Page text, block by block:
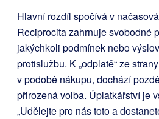
Hlavní rozdíl spočívá v
Reciprocita zahrnuje svobodné
jakýchkoli podmínek nebo
protislužbu. K „odplatě“ ze
v podobě nákupu, dochází
přirozená volba. Úplatkářství je
„Udělejte pro nás toto a